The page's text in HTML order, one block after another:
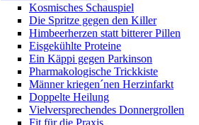
Kosmisches Schauspiel
Die Spritze gegen den Killer
Himbeerherzen statt bitterer Pillen
Eisgekühlte Proteine
Ein Käppi gegen Parkinson
Pharmakologische Trickkiste
Männer kriegen´nen Herzinfarkt
Doppelte Heilung
Vielversprechendes Donnergrollen
Fit für die Praxis